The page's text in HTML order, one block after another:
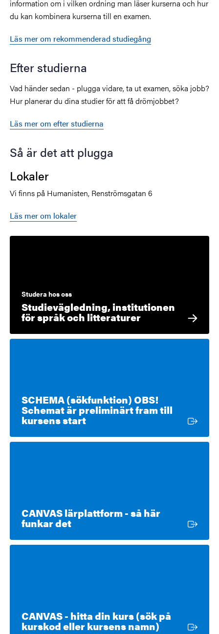
information om i vilken ordning man läser kurserna och hur
du kan kombinera kurserna till en examen.
Läs mer om rekommenderad studiegång
Efter studierna
Vad händer sedan - plugga vidare, ta ut examen, söka jobb?
Hur planerar du dina studier för att få drömjobbet?
Läs mer om efter studierna
Så är det att plugga
Lokaler
Vi finns på Humanisten, Renströmsgatan 6
Läs mer om lokaler
Studera hos oss
Studievägledning, institutionen
för språk och litteraturer
SCHEMA (sökfunktion) OBS!
Schemat är preliminärt fram till
kursens startExtern länk
CANVAS lärplattform - så här
funkar detExtern länk
CANVAS - hitta din kurs (sök på
kurskod eller kursens namn)Extern länk